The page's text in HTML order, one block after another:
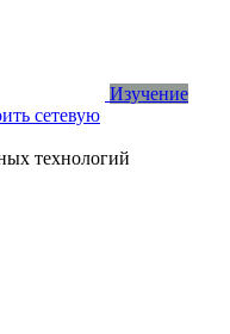
Изучение
сетевую
технологий